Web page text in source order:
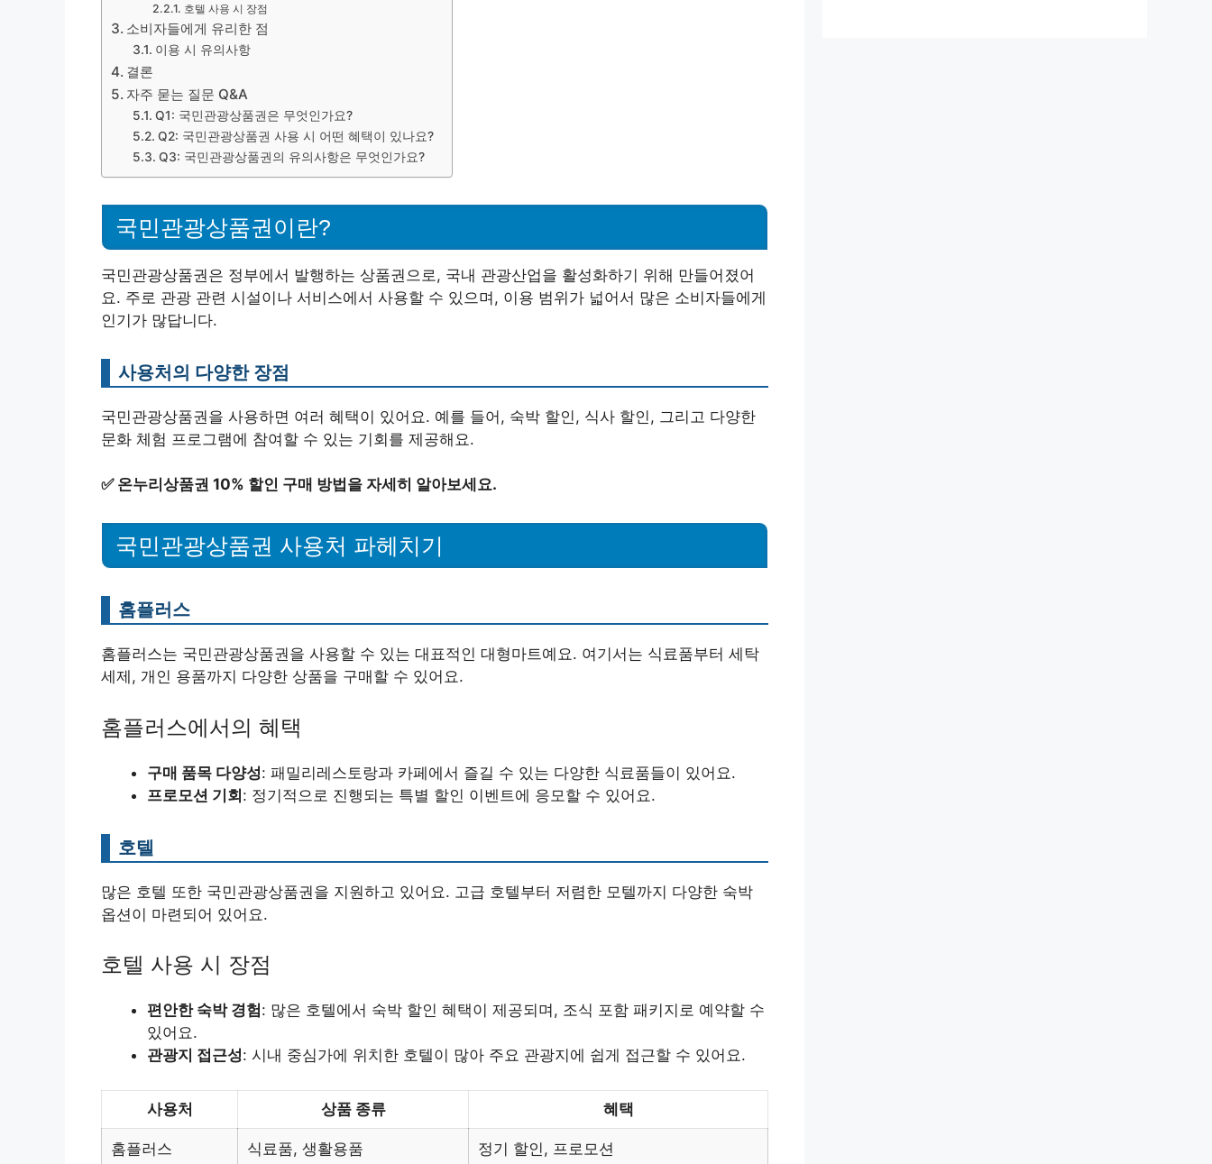
호텔 사용 시 장점
소비자들에게 유리한 점
이용 시 유의사항
결론
자주 묻는 질문 Q&A
Q1: 국민관광상품권은 무엇인가요?
Q2: 국민관광상품권 사용 시 어떤 혜택이 있나요?
Q3: 국민관광상품권의 유의사항은 무엇인가요?
국민관광상품권이란?
국민관광상품권은 정부에서 발행하는 상품권으로, 국내 관광산업을 활성화하기 위해 만들어졌어
요. 주로 관광 관련 시설이나 서비스에서 사용할 수 있으며, 이용 범위가 넓어서 많은 소비자들에게
인기가 많답니다.
사용처의 다양한 장점
국민관광상품권을 사용하면 여러 혜택이 있어요. 예를 들어, 숙박 할인, 식사 할인, 그리고 다양한
문화 체험 프로그램에 참여할 수 있는 기회를 제공해요.
✅ 온누리상품권 10% 할인 구매 방법을 자세히 알아보세요.
국민관광상품권 사용처 파헤치기
홈플러스
홈플러스는 국민관광상품권을 사용할 수 있는 대표적인 대형마트예요. 여기서는 식료품부터 세탁
세제, 개인 용품까지 다양한 상품을 구매할 수 있어요.
홈플러스에서의 혜택
구매 품목 다양성: 패밀리레스토랑과 카페에서 즐길 수 있는 다양한 식료품들이 있어요.
프로모션 기회: 정기적으로 진행되는 특별 할인 이벤트에 응모할 수 있어요.
호텔
많은 호텔 또한 국민관광상품권을 지원하고 있어요. 고급 호텔부터 저렴한 모텔까지 다양한 숙박
옵션이 마련되어 있어요.
호텔 사용 시 장점
편안한 숙박 경험: 많은 호텔에서 숙박 할인 혜택이 제공되며, 조식 포함 패키지로 예약할 수
있어요.
관광지 접근성: 시내 중심가에 위치한 호텔이 많아 주요 관광지에 쉽게 접근할 수 있어요.
사용처 상품 종류 혜택
홈플러스 식료품, 생활용품 정기 할인, 프로모션